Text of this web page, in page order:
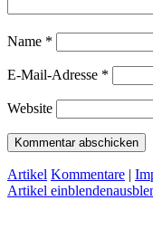
Name *
E-Mail-Adresse *
Website
Artikel Kommentare |
Artikel einblenden